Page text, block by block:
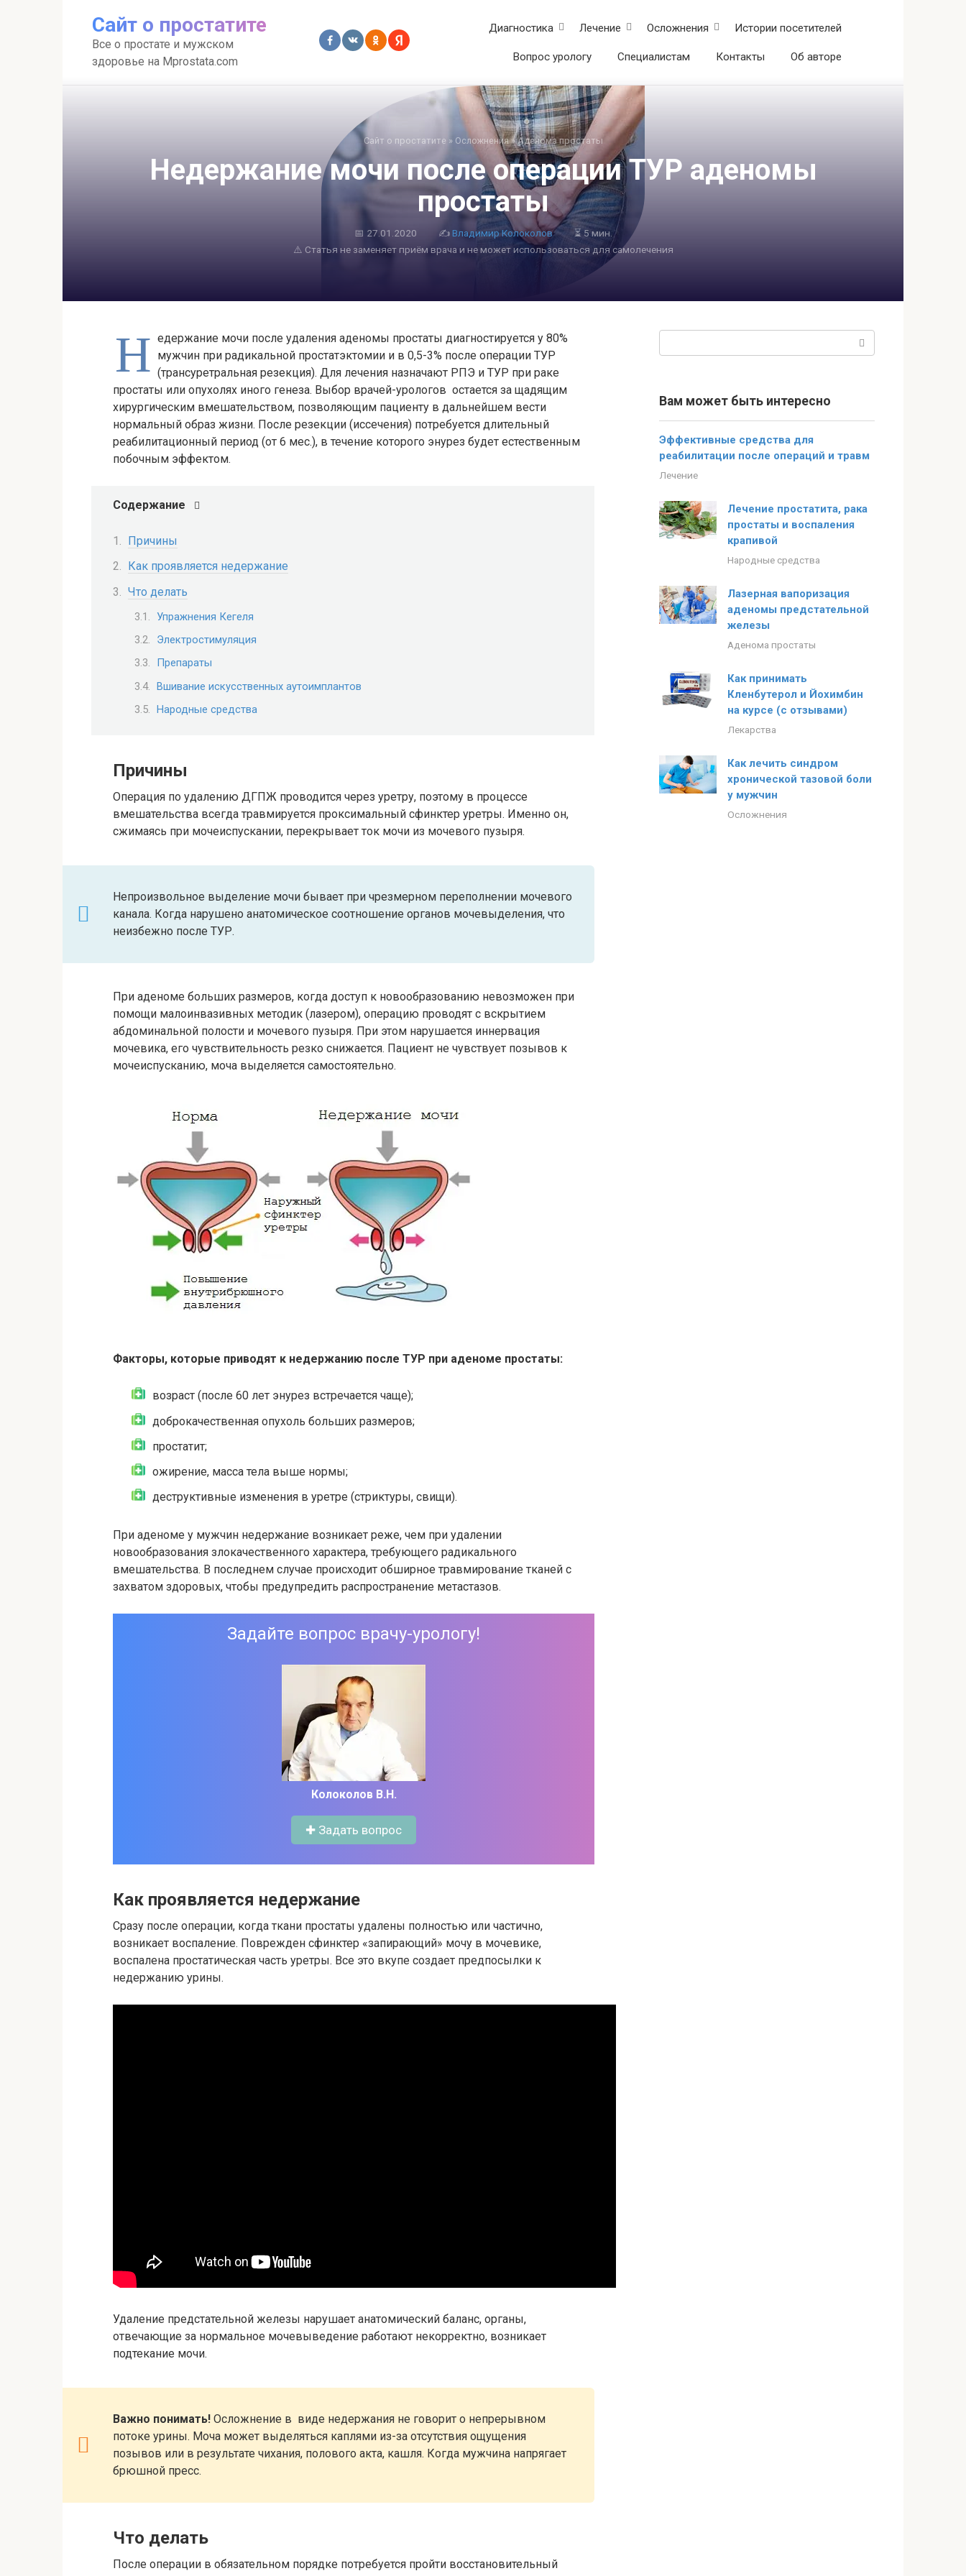
Сайт о простатите
Все о простате и мужском
здоровье на Mprostata.com
Диагностика Лечение Осложнения Истории посетителей
Вопрос урологу Специалистам Контакты Об авторе
Сайт о простатите » Осложнения » Аденома простаты
Недержание мочи после операции ТУР аденомы
простаты
📅 27.01.2020 ✍ Владимир Колоколов
⏳ 5 мин.
⚠️ Статья не заменяет приём врача и не может использоваться для самолечения
Н едержание мочи после удаления аденомы простаты диагностируется у 80%
мужчин при радикальной простатэктомии и в 0,5-3% после операции ТУР
(трансуретральная резекция). Для лечения назначают РПЭ и ТУР при раке
простаты или опухолях иного генеза. Выбор врачей-урологов остается за щадящим
хирургическим вмешательством, позволяющим пациенту в дальнейшем вести
нормальный образ жизни. После резекции (иссечения) потребуется длительный
реабилитационный период (от 6 мес.), в течение которого энурез будет естественным
побочным эффектом.
Содержание
Причины
Как проявляется недержание
Что делать
Упражнения Кегеля
Электростимуляция
Препараты
Вшивание искусственных аутоимплантов
Народные средства
Причины
Операция по удалению ДГПЖ проводится через уретру, поэтому в процессе
вмешательства всегда травмируется проксимальный сфинктер уретры. Именно он,
сжимаясь при мочеиспускании, перекрывает ток мочи из мочевого пузыря.
Непроизвольное выделение мочи бывает при чрезмерном переполнении мочевого
канала. Когда нарушено анатомическое соотношение органов мочевыделения, что
неизбежно после ТУР.
При аденоме больших размеров, когда доступ к новообразованию невозможен при
помощи малоинвазивных методик (лазером), операцию проводят с вскрытием
абдоминальной полости и мочевого пузыря. При этом нарушается иннервация
мочевика, его чувствительность резко снижается. Пациент не чувствует позывов к
мочеиспусканию, моча выделяется самостоятельно.
Факторы, которые приводят к недержанию после ТУР при аденоме простаты:
возраст (после 60 лет энурез встречается чаще);
доброкачественная опухоль больших размеров;
простатит;
ожирение, масса тела выше нормы;
деструктивные изменения в уретре (стриктуры, свищи).
При аденоме у мужчин недержание возникает реже, чем при удалении
новообразования злокачественного характера, требующего радикального
вмешательства. В последнем случае происходит обширное травмирование тканей с
захватом здоровых, чтобы предупредить распространение метастазов.
Задайте вопрос врачу-урологу!
Колоколов В.Н.
✚ Задать вопрос
Как проявляется недержание
Сразу после операции, когда ткани простаты удалены полностью или частично,
возникает воспаление. Поврежден сфинктер «запирающий» мочу в мочевике,
воспалена простатическая часть уретры. Все это вкупе создает предпосылки к
недержанию урины.
Удаление предстательной железы нарушает анатомический баланс, органы,
отвечающие за нормальное мочевыведение работают некорректно, возникает
подтекание мочи.
Важно понимать! Осложнение в виде недержания не говорит о непрерывном
потоке урины. Моча может выделяться каплями из-за отсутствия ощущения
позывов или в результате чихания, полового акта, кашля. Когда мужчина напрягает
брюшной пресс.
Что делать
После операции в обязательном порядке потребуется пройти восстановительный
Вам может быть интересно
Эффективные средства для
реабилитации после операций и травм
Лечение
Лечение простатита, рака
простаты и воспаления
крапивой
Народные средства
Лазерная вапоризация
аденомы предстательной
железы
Аденома простаты
Как принимать
Кленбутерол и Йохимбин
на курсе (с отзывами)
Лекарства
Как лечить синдром
хронической тазовой боли
у мужчин
Осложнения